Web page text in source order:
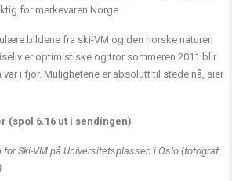
for merkevaren Norge.
bildene fra ski-VM og den norske naturen
er optimistiske og tror sommeren 2011 blir
var i fjor. Mulighetene er absolutt til stede nå, sier
(spol 6.16 ut i sendingen)
Ski-VM på Universitetsplassen i Oslo (fotograf: